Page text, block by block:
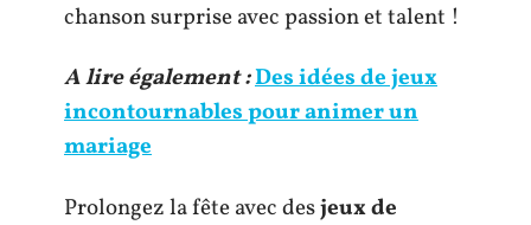
chanson surprise avec passion et talent !
A lire également :Des idées de jeux
incontournables pour animer un
mariage
Prolongez la fête avec desjeux de